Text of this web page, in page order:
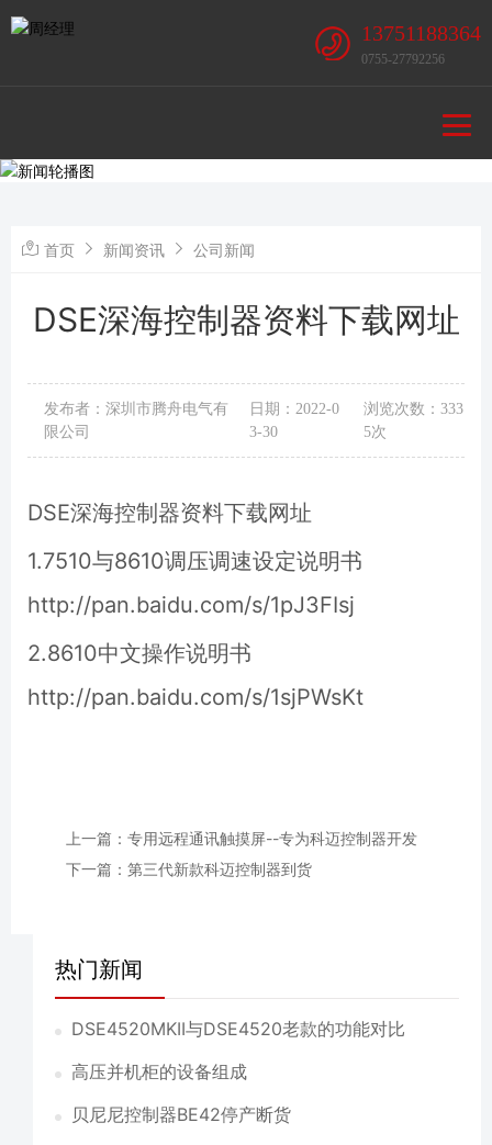
13751188364
0755-27792256
首页 新闻资讯 公司新闻
DSE深海控制器资料下载网址
发布者：深圳市腾舟电气有
限公司
日期：2022-0
3-30
浏览次数：333
5次
DSE深海控制器资料下载网址
1.7510与8610调压调速设定说明书
http://pan.baidu.com/s/1pJ3FIsj
2.8610中文操作说明书
http://pan.baidu.com/s/1sjPWsKt
上一篇：专用远程通讯触摸屏--专为科迈控制器开发
下一篇：第三代新款科迈控制器到货
热门新闻
DSE4520MKII与DSE4520老款的功能对比
高压并机柜的设备组成
贝尼尼控制器BE42停产断货